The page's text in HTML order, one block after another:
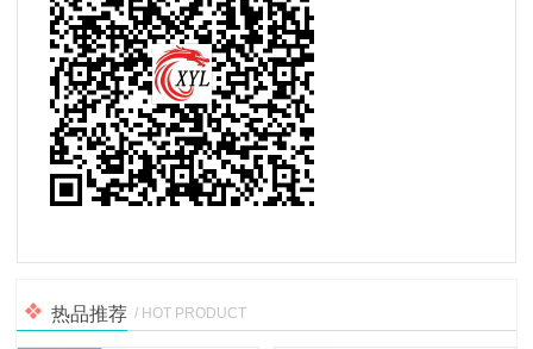
热品推荐 / HOT PRODUCT